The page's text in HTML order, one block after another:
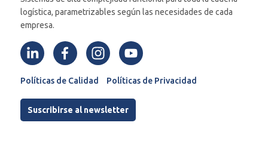
logística, parametrizables según las necesidades de cada
empresa.
Políticas de Calidad Políticas de Privacidad
Suscribirse al newsletter